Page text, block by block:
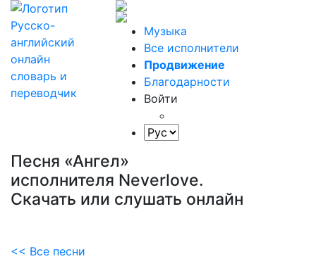
Музыка
Все исполнители
Продвижение
Благодарности
Войти
Песня «Ангел»
исполнителя Neverlove.
Скачать или слушать онлайн
<< Все песни